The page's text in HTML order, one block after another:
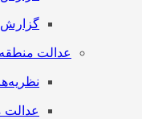
عدالت
عدالت